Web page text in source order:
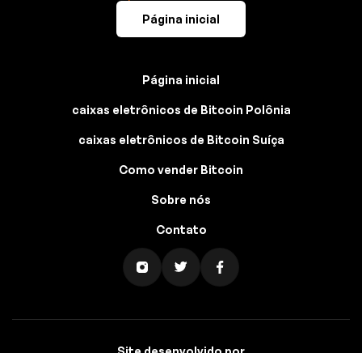
Página inicial
Página inicial
caixas eletrônicos de Bitcoin Polônia
caixas eletrônicos de Bitcoin Suíça
Como vender Bitcoin
Sobre nós
Contato